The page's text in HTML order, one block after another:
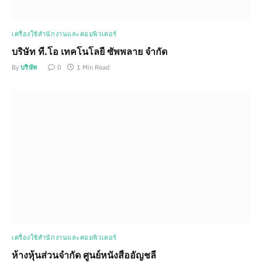
เครื่องใช้สำนักงานและคอมพิวเตอร์
บริษัท ที.โอ เทคโนโลยี ซัพพลาย จำกัด
By บริษัท 0 1 Min Read
เครื่องใช้สำนักงานและคอมพิวเตอร์
ห้างหุ้นส่วนจำกัด ศูนย์หนังสืออัญชลี